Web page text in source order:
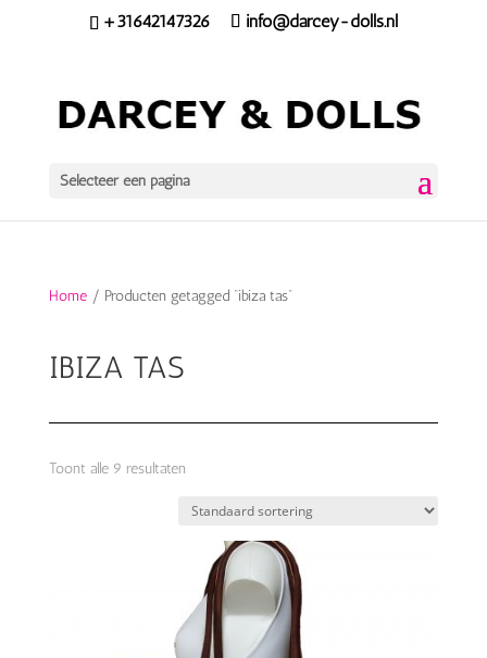
+31642147326 info@darcey-dolls.nl
Selecteer een pagina
Home/ Producten getagged “ibiza tas”
IBIZA TAS
Toont alle 9 resultaten